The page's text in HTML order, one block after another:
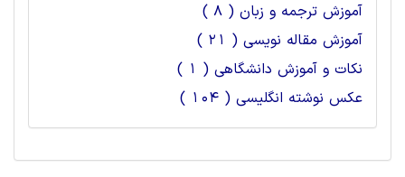
آموزش ترجمه و زبان ( 8 )
آموزش مقاله نویسی ( 21 )
نکات و آموزش دانشگاهی ( 1 )
عکس نوشته انگلیسی ( 104 )